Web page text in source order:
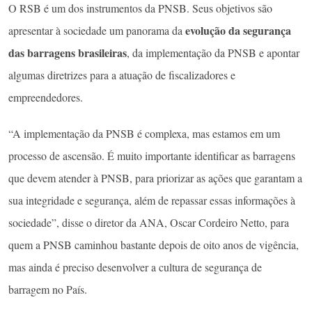
O RSB é um dos instrumentos da PNSB. Seus objetivos são
apresentar à sociedade um panorama daevolução da segurança
das bar­ragens brasileiras, da implementação da PNSB e apontar
algumas diretrizes para a atuação de fiscalizadores e
empreendedores.
“A implementação da PNSB é complexa, mas estamos em um
processo de ascensão. É muito importante identificar as barragens
que devem atender à PNSB, para priorizar as ações que garan­tam a
sua integridade e segurança, além de repassar essas informações à
sociedade”, disse o diretor da ANA, Oscar Cordeiro Netto, para
quem a PNSB caminhou bastante depois de oito anos de vigência,
mas ainda é preciso desenvolver a cultura de segurança de
barragem no País.